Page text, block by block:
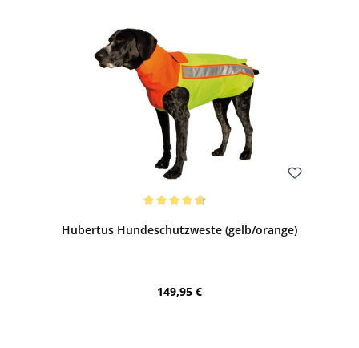
Hubertus Hundeschutzweste (gelb/orange)
Regulärer Preis:
149,95 €